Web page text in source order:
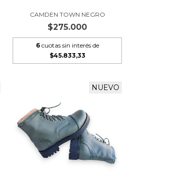
CAMDEN TOWN NEGRO
$275.000
6 cuotas sin interés de
$45.833,33
NUEVO